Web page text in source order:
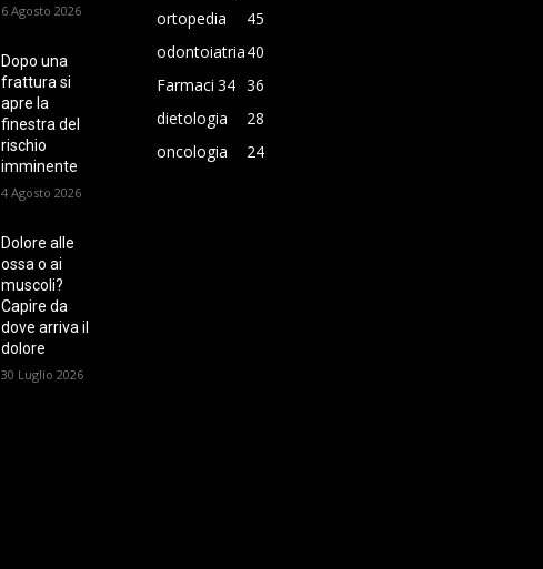
6 Agosto 2026
Dopo una
frattura si
apre la
finestra del
rischio
imminente
4 Agosto 2026
Dolore alle
ossa o ai
muscoli?
Capire da
dove arriva il
dolore
30 Luglio 2026
45
ortopedia
40
odontoiatria
36
Farmaci 34
dietologia
28
oncologia
24